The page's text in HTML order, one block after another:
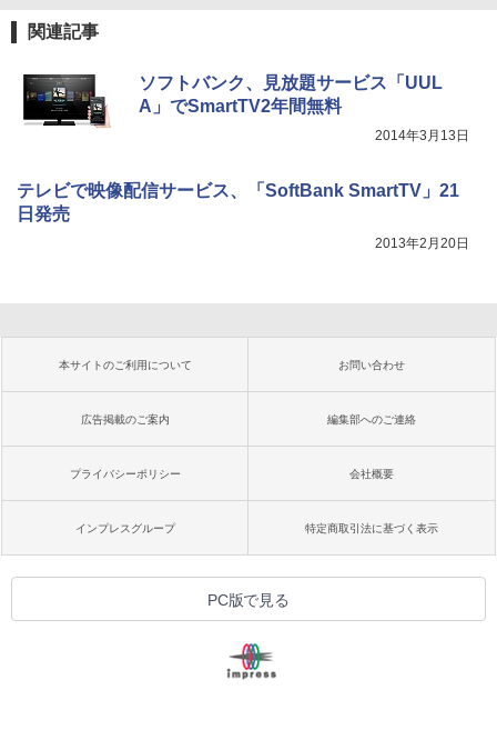
関連記事
ソフトバンク、見放題サービス「UUL
A」でSmartTV2年間無料
2014年3月13日
テレビで映像配信サービス、「SoftBank SmartTV」21
日発売
2013年2月20日
本サイトのご利用について お問い合わせ
広告掲載のご案内 編集部へのご連絡
プライバシーポリシー 会社概要
インプレスグループ 特定商取引法に基づく表示
PC版で見る